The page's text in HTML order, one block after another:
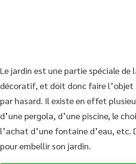
Le jardin est une partie spéciale
décoratif, et doit donc faire l’objet
par hasard. Il existe en effet
d’une pergola, d’une piscine, le
l’achat d’une fontaine d’eau, etc.
pour embellir son jardin.